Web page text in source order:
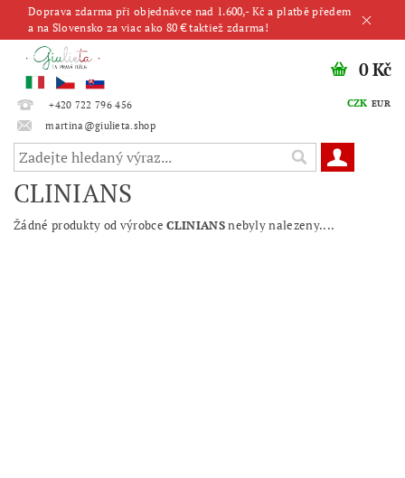
Doprava zdarma při objednávce nad 1.600,- Kč a platbě předem
a na Slovensko za viac ako 80 € taktiež zdarma!
+420 722 796 456
martina@giulieta.shop
CZK EUR
0 Kč
CLINIANS
Žádné produkty od výrobceCLINIANSnebyly nalezeny....